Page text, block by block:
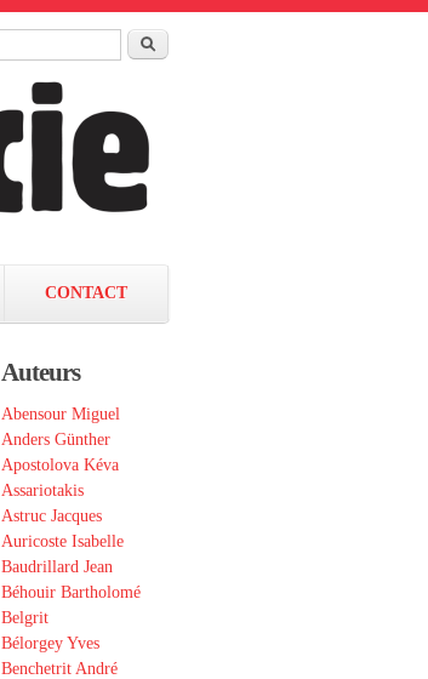
Rechercher
CONTACT
Auteurs
Abensour Miguel
Anders Günther
Apostolova Kéva
Assariotakis
Astruc Jacques
Auricoste Isabelle
Baudrillard Jean
Béhouir Bartholomé
Belgrit
Bélorgey Yves
Benchetrit André